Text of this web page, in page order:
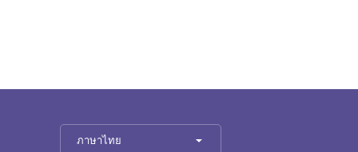
ภาษาไทย